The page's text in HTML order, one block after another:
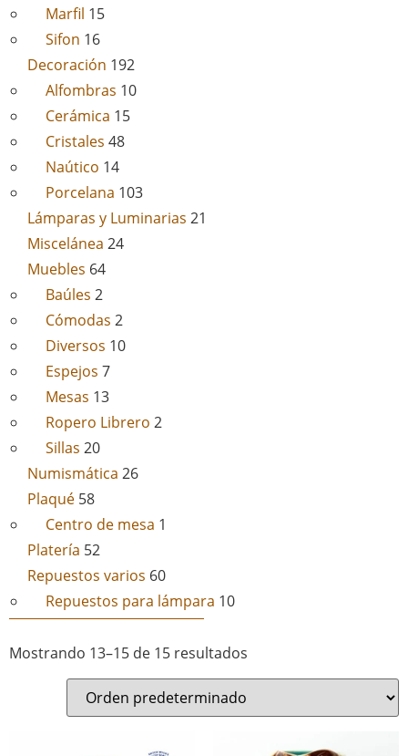
Marfil 15
Sifon 16
Decoración 192
Alfombras 10
Cerámica 15
Cristales 48
Naútico 14
Porcelana 103
Lámparas y Luminarias 21
Miscelánea 24
Muebles 64
Baúles 2
Cómodas 2
Diversos 10
Espejos 7
Mesas 13
Ropero Librero 2
Sillas 20
Numismática 26
Plaqué 58
Centro de mesa 1
Platería 52
Repuestos varios 60
Repuestos para lámpara 10
Mostrando 13–15 de 15 resultados